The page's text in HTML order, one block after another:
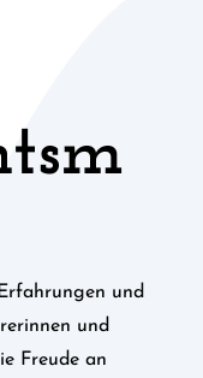
und
und
Freude an